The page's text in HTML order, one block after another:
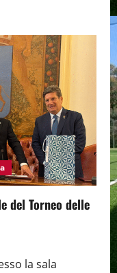
del Torneo delle
la sala